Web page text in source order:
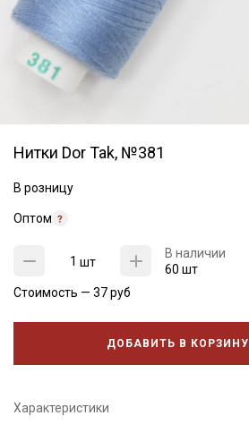
Нитки Dor Tak, №381
В розницу
Оптом
шт
В наличии
60 шт
Стоимость — 37руб
ДОБАВИТЬ В КОРЗИНУ
Характеристики